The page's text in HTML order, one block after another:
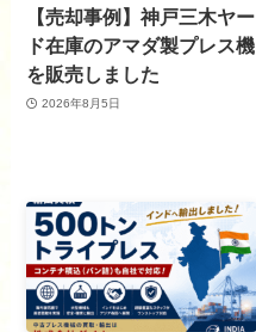
【売却事例】神戸三木ヤー
ド在庫のアマダ製プレス機
を販売しました
2026年8月5日